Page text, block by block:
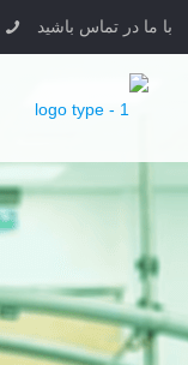
با ما در تماس باشید